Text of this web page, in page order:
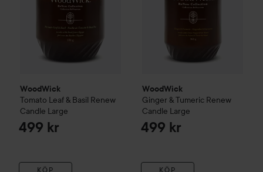
WoodWick
Tomato Leaf & Basil Renew
Candle Large
499 kr
KÖP
WoodWick
Ginger & Tumeric Renew
Candle Large
499 kr
KÖP